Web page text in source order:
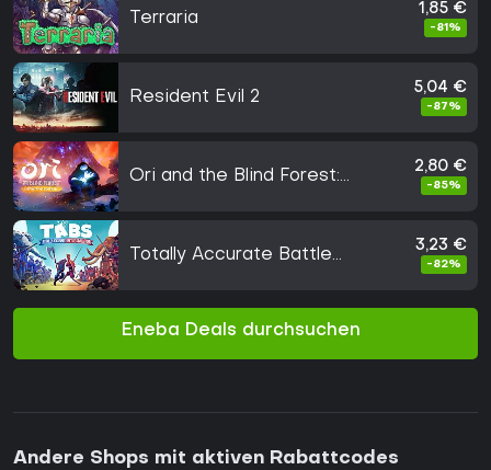
Terraria
1,85 €
-81%
Resident Evil 2
5,04 €
-87%
Ori and the Blind Forest:
2,80 €
-85%
Totally Accurate Battle
3,23 €
-82%
Eneba Deals durchsuchen
Andere Shops mit aktiven Rabattcodes